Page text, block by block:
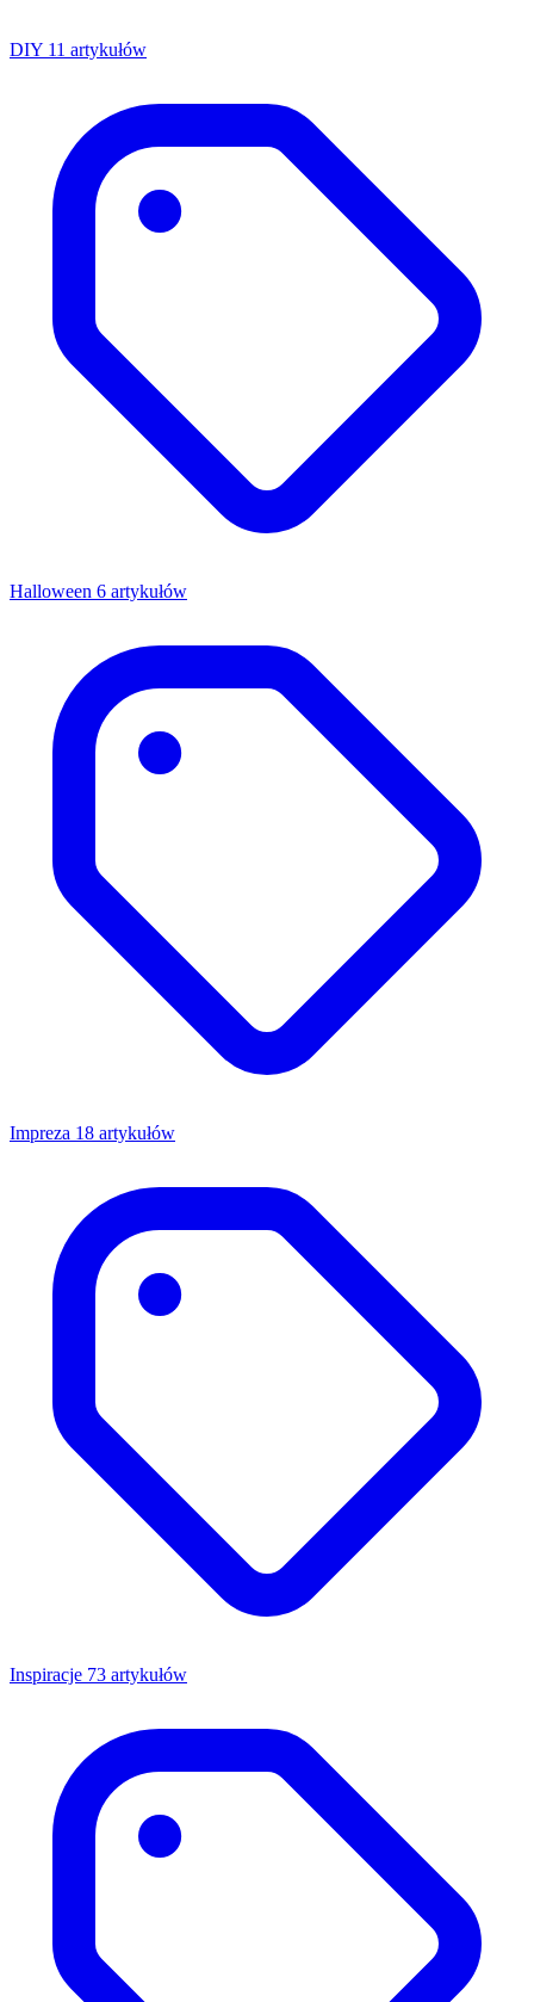
DIY 11 artykułów
Halloween 6 artykułów
Impreza 18 artykułów
Inspiracje 73 artykułów